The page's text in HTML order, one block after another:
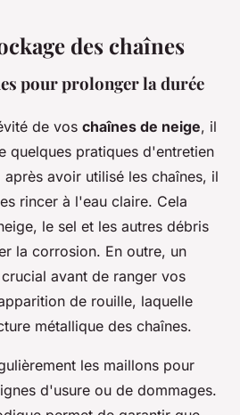
des chaînes
pour prolonger la durée
de vos chaînes de neige, il
quelques pratiques d'entretien
avoir utilisé les chaînes, il
rincer à l'eau claire. Cela
le sel et les autres débris
la corrosion. En outre, un
avant de ranger vos
de rouille, laquelle
métallique des chaînes.
les maillons pour
d'usure ou de dommages.